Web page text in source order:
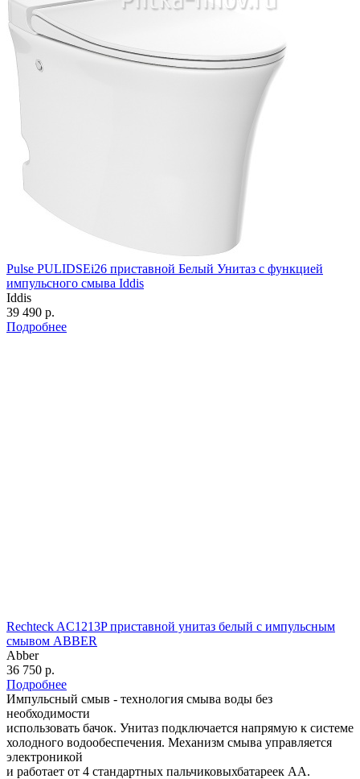
Pulse PULIDSEi26 приставной Белый Унитаз с функцией
импульсного смыва Iddis
Iddis
39 490 р.
Подробнее
Rechteck AC1213P приставной унитаз белый с импульсным
смывом ABBER
Abber
36 750 р.
Подробнее
Импульсный смыв - технология смыва воды без
необходимости
использовать бачок. Унитаз подключается напрямую к системе
холодного водообеспечения. Механизм смыва управляется
электроникой
и работает от 4 стандартных пальчиковыхбатареек АА.